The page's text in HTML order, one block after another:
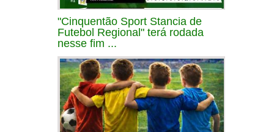
"Cinquentão Sport Stancia de
Futebol Regional" terá rodada
nesse fim ...